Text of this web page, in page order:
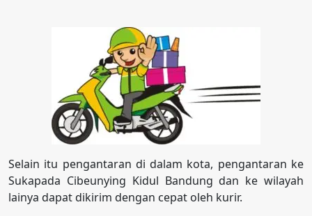
Selain itu pengantaran di dalam kota, pengantaran ke
Sukapada Cibeunying Kidul Bandung dan ke wilayah
lainya dapat dikirim dengan cepat oleh kurir.